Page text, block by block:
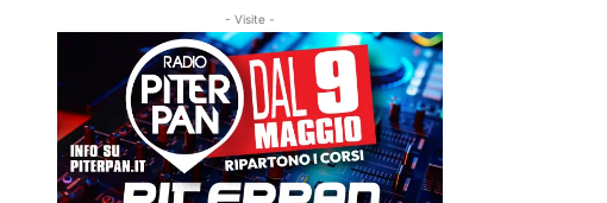
- Visite -